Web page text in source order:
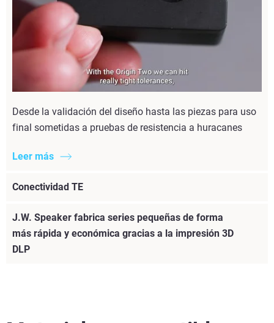
Desde la validación del diseño hasta las piezas para uso
final sometidas a pruebas de resistencia a huracanes
Leer más
Conectividad TE
J.W. Speaker fabrica series pequeñas de forma
más rápida y económica gracias a la impresión 3D
DLP